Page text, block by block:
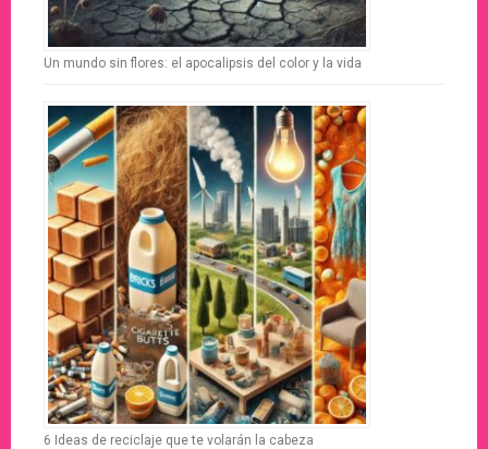
Un mundo sin flores: el apocalipsis del color y la vida
6 Ideas de reciclaje que te volarán la cabeza